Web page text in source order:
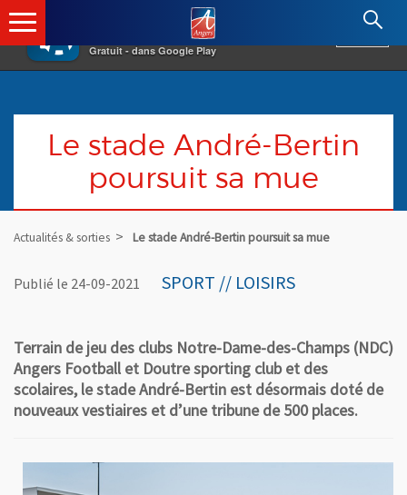
×
Gratuit - dans Google Play
Angers.fr : Retour à l'accueil
Le stade André-Bertin
poursuit sa mue
Actualités & sorties Le stade André-Bertin poursuit sa mue
Publié le 24-09-2021 SPORT // LOISIRS
Terrain de jeu des clubs Notre-Dame-des-Champs (NDC)
Angers Football et Doutre sporting club et des
scolaires, le stade André-Bertin est désormais doté de
nouveaux vestiaires et d’une tribune de 500 places.